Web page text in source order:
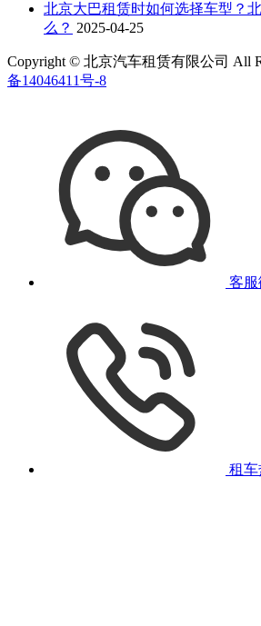
北京大巴租赁时如何选择车型？
么？ 2025-04-25
Copyright © 北京汽车租赁有限公司 All
备14046411号-8
客
租